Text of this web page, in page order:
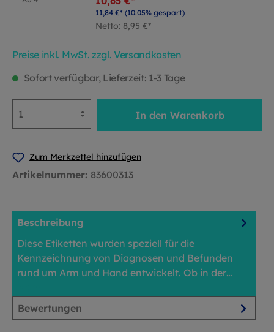
11,84 €* (10.05% gespart)
Netto: 8,95 €*
Preise inkl. MwSt. zzgl. Versandkosten
Sofort verfügbar, Lieferzeit: 1-3 Tage
In den Warenkorb
Zum Merkzettel hinzufügen
Artikelnummer: 83600313
Beschreibung
Diese Etiketten wurden speziell für die
Kennzeichnung von Diagnosen und Befunden
rund um Arm und Hand entwickelt. Ob in der…
Bewertungen